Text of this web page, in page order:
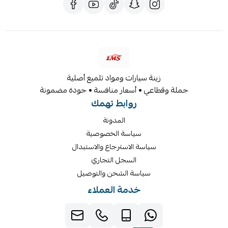
زينة سيارات ومواد تلميع أصلية
جملة وقطاعي • أسعار منافسة • جودة مضمونة
روابط تهمك
المدونة
سياسة الخصوصية
سياسة الاسترجاع والاستبدال
السجل التجاري
سياسة الشحن والتوصيل
خدمة العملاء